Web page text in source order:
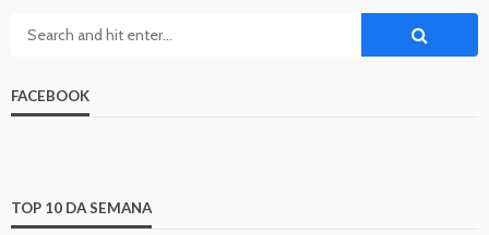
FACEBOOK
TOP 10 DA SEMANA